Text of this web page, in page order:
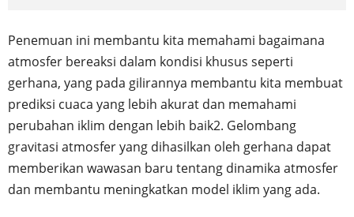
Penemuan ini membantu kita memahami bagaimana
atmosfer bereaksi dalam kondisi khusus seperti
gerhana, yang pada gilirannya membantu kita membuat
prediksi cuaca yang lebih akurat dan memahami
perubahan iklim dengan lebih baik2. Gelombang
gravitasi atmosfer yang dihasilkan oleh gerhana dapat
memberikan wawasan baru tentang dinamika atmosfer
dan membantu meningkatkan model iklim yang ada.